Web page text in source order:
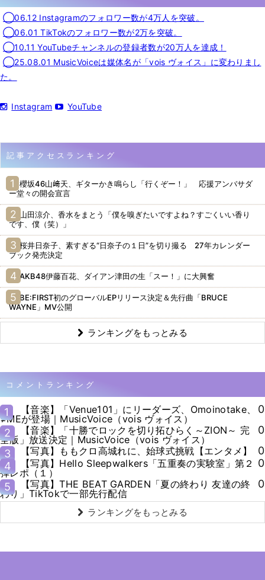
◯06.12 Instagramのフォロワー数が4万人を突破。
◯06.01 TikTokのフォロワー数が2万を突破。
◯10.11 YouTubeチャンネルの登録者数が20万人を達成！
◯25.08.01 MusicVoiceは媒体名が「vois ヴォイス」に変わりまし
た。
Instagram YouTube
記事アクセスランキング
櫻坂46山﨑天、ギターかき鳴らし「行くぞー！」 応援アンバサダ
ー堂々の開会宣言
山田涼介、香水をまとう「僕を嗅ぎたいですよね？すごくいい香り
です、僕（笑）」
桜井日奈子、素すぎる“日奈子の１日”を切り撮る 27年カレンダー
ブック発売決定
AKB48伊藤百花、ダイアン津田の生「スー！」に大興奮
BE:FIRST初のグローバルEPリリース決定＆先行曲「BRUCE
WAYNE」MV公開
ランキングをもっとみる
コメントランキング
1
【音楽】「Venue101」にリーダーズ、Omoinotake、
≠MEが登場｜MusicVoice（vois ヴォイス）
0
2
【音楽】「十勝でロックを切り拓ひらく～ZION～ 完
全版」放送決定｜MusicVoice（vois ヴォイス）
0
3
【写真】ももクロ高城れに、始球式挑戦【エンタメ】
0
4
【写真】Hello Sleepwalkers「五重奏の実験室」第２
弾レポ（１）
0
5
【写真】THE BEAT GARDEN「夏の終わり 友達の終
わり」TikTokで一部先行配信
0
ランキングをもっとみる